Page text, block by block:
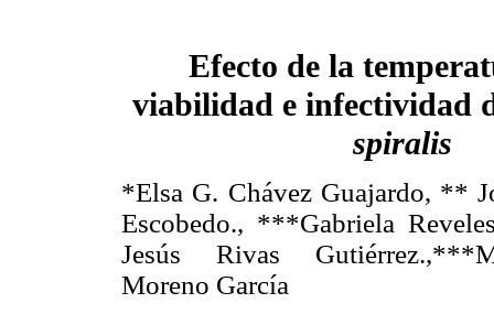
Efecto de la
viabilidad e infectividad
spiralis
*Elsa G. Chávez Guajardo, **
Escobedo., ***Gabriela
Jesús Rivas
Moreno García